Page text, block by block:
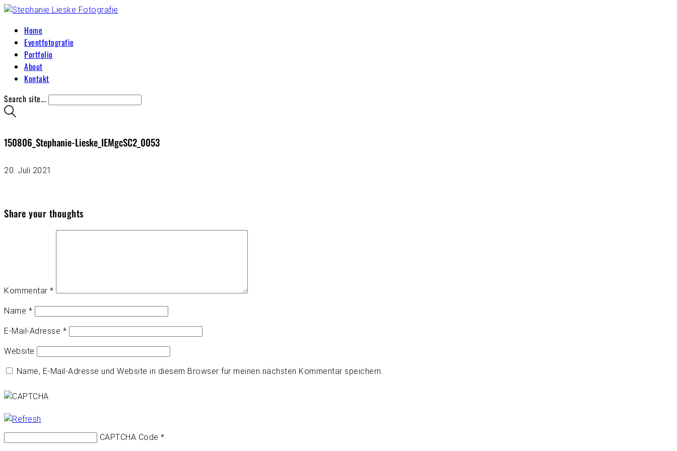
Home
Eventfotografie
Portfolio
About
Kontakt
Search site...
150806_Stephanie-Lieske_IEMgcSC2_0053
20. Juli 2021
Share your thoughts
Kommentar *
Name *
E-Mail-Adresse *
Website
Name, E-Mail-Adresse und Website in diesem Browser für meinen nächsten Kommentar speichern.
CAPTCHA Code *